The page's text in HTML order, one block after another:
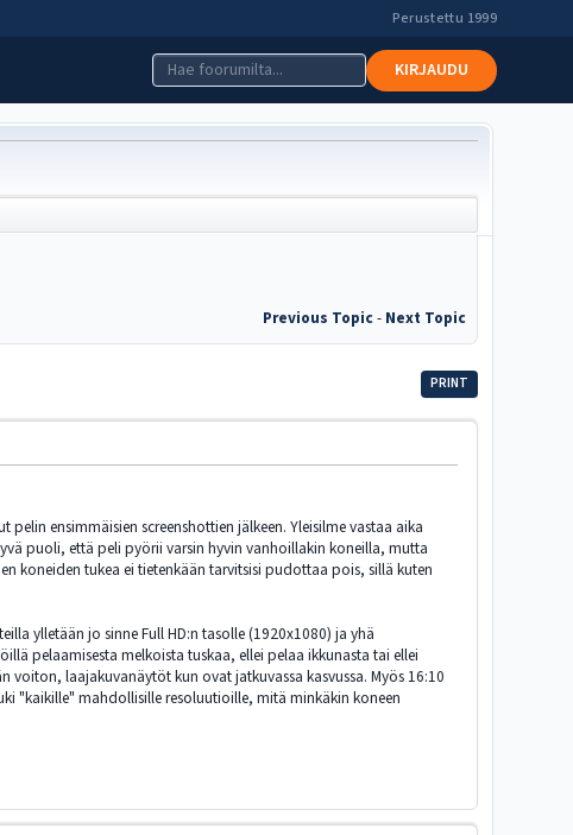
Perustettu 1999
KIRJAUDU
Previous Topic- Next Topic
PRINT
ensimmäisien screenshottien jälkeen. Yleisilme vastaa aika
puoli, että peli pyörii varsin hyvin vanhoillakin koneilla, mutta
koneiden tukea ei tietenkään tarvitsisi pudottaa pois, sillä kuten
ylletään jo sinne Full HD:n tasolle (1920x1080) ja yhä
pelaamisesta melkoista tuskaa, ellei pelaa ikkunasta tai ellei
voiton, laajakuvanäytöt kun ovat jatkuvassa kasvussa. Myös 16:10
"kaikille" mahdollisille resoluutioille, mitä minkäkin koneen